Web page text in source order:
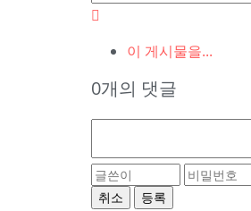
이 게시물을...
0개의 댓글
취소 등록